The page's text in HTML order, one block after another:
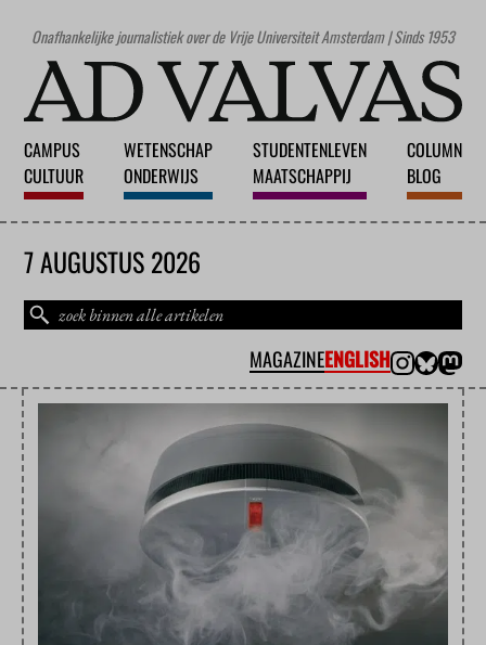
Onafhankelijke journalistiek over de Vrije Universiteit Amsterdam | Sinds 1953
CAMPUS
CULTUUR
WETENSCHAP
ONDERWIJS
STUDENTENLEVEN
MAATSCHAPPIJ
COLUMN
BLOG
7 AUGUSTUS 2026
MAGAZINEENGLISH